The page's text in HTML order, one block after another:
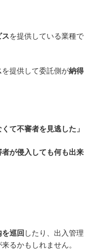
スを提供している業種で
を提供して委託側が納得
て不審者を見逃した」
者が侵入しても何も出来
を巡回 したり、出入管理
来るかもしれません。